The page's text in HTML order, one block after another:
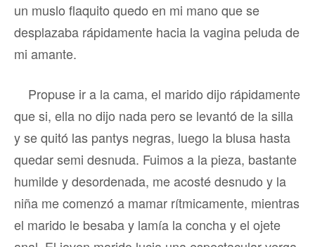
un muslo flaquito quedo en mi mano que se
desplazaba rápidamente hacia la vagina peluda de
mi amante.
Propuse ir a la cama, el marido dijo rápidamente
que si, ella no dijo nada pero se levantó de la silla
y se quitó las pantys negras, luego la blusa hasta
quedar semi desnuda. Fuimos a la pieza, bastante
humilde y desordenada, me acosté desnudo y la
niña me comenzó a mamar rítmicamente, mientras
el marido le besaba y lamía la concha y el ojete